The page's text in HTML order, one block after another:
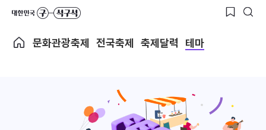
문화관광축제 전국축제 축제달력 테마